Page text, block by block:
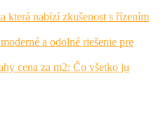
která nabízí zkušenost s řízením
a odolné riešenie pre
cena za m2: Čo všetko ju